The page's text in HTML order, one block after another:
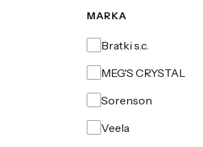
MARKA
Marka
Bratki s.c.
MEG'S CRYSTAL
Sorenson
Veela